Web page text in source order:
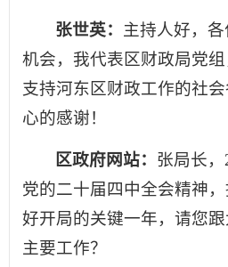
张世英： 主持人好，
机会，我代表区财政局党
支持河东区财政工作的社
心的感谢！
区政府网站： 张局长
党的二十届四中全会精神
好开局的关键一年，请您
主要工作？